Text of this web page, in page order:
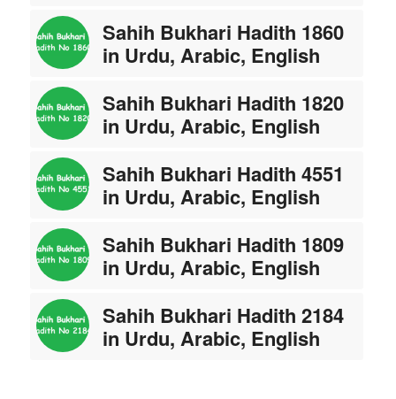
Sahih Bukhari Hadith 1860
in Urdu, Arabic, English
Sahih Bukhari Hadith 1820
in Urdu, Arabic, English
Sahih Bukhari Hadith 4551
in Urdu, Arabic, English
Sahih Bukhari Hadith 1809
in Urdu, Arabic, English
Sahih Bukhari Hadith 2184
in Urdu, Arabic, English